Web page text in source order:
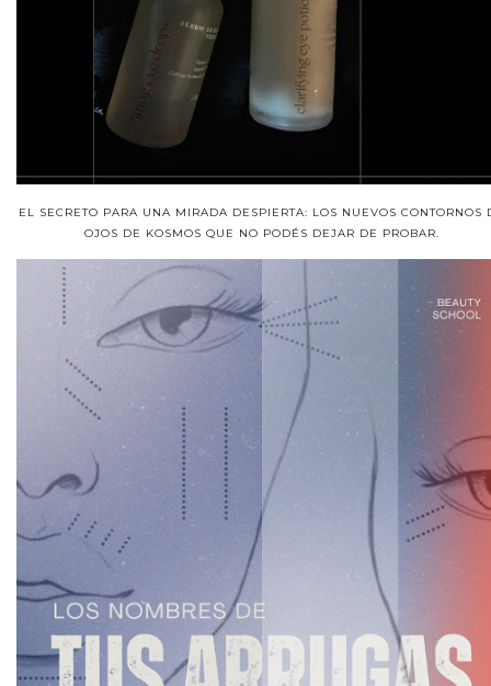
EL SECRETO PARA UNA MIRADA DESPIERTA: LOS NUEVOS CONTORNOS
OJOS DE KOSMOS QUE NO PODÉS DEJAR DE PROBAR.